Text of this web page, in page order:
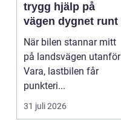
trygg hjälp på
vägen dygnet runt
När bilen stannar mitt
på landsvägen utanför
Vara, lastbilen får
punkteri...
31 juli 2026